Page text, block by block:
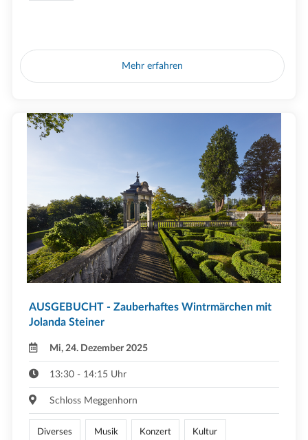
Mehr erfahren
AUSGEBUCHT - Zauberhaftes Wintrmärchen mit
Jolanda Steiner
Mi, 24. Dezember 2025
13:30 - 14:15 Uhr
Schloss Meggenhorn
Diverses Musik Konzert Kultur